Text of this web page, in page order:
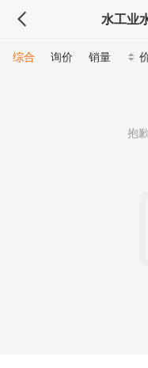
水工业
综合 询价 销量
抱